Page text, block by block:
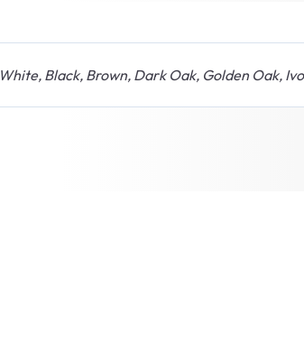
White, Black, Brown, Dark Oak, Golden Oak,